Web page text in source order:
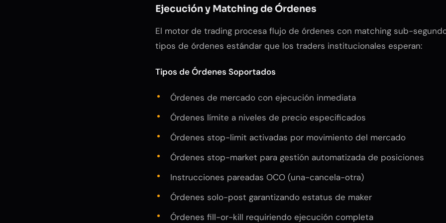
Ejecución y Matching de Órdenes
El motor de trading procesa flujo de órdenes con matching sub-
tipos de órdenes estándar que los traders institucionales esperan:
Tipos de Órdenes Soportados
Órdenes de mercado con ejecución inmediata
Órdenes límite a niveles de precio especificados
Órdenes stop-limit activadas por movimiento del mercado
Órdenes stop-market para gestión automatizada de posiciones
Instrucciones pareadas OCO (una-cancela-otra)
Órdenes solo-post garantizando estatus de maker
Órdenes fill-or-kill requiriendo ejecución completa